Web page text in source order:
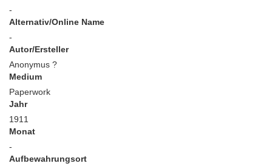
-
Alternativ/Online Name
-
Autor/Ersteller
Anonymus ?
Medium
Paperwork
Jahr
1911
Monat
-
Aufbewahrungsort